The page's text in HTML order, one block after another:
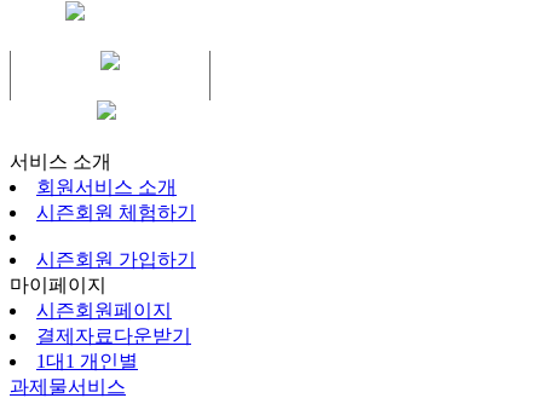
서비스 소개
회원서비스 소개
시즌회원 체험하기
시즌회원 가입하기
마이페이지
시즌회원페이지
결제자료다운받기
1대1 개인별
과제물서비스